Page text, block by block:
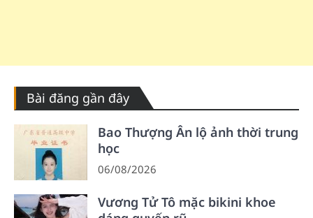
Bài đăng gần đây
Bao Thượng Ân lộ ảnh thời trung
học
06/08/2026
Vương Tử Tô mặc bikini khoe